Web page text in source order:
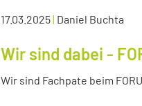
17.03.2025| Daniel Buchta
Wir sind dabei -
Wir sind Fachpate beim